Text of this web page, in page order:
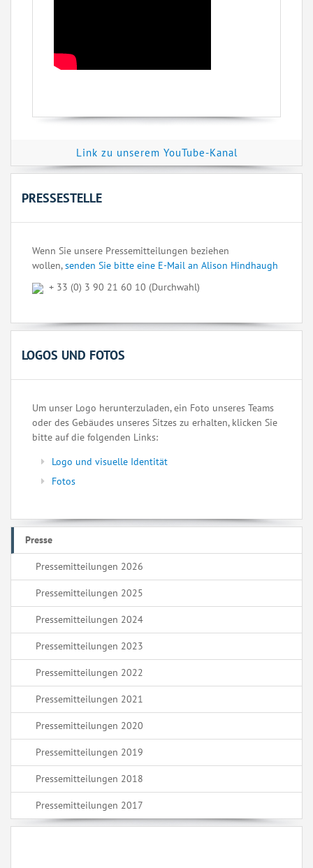
Link zu unserem YouTube-Kanal
PRESSESTELLE
Wenn Sie unsere Pressemitteilungen beziehen
wollen,senden Sie bitte eine E-Mail an Alison Hindhaugh
+ 33 (0) 3 90 21 60 10 (Durchwahl)
LOGOS UND FOTOS
Um unser Logo herunterzuladen, ein Foto unseres Teams
oder des Gebäudes unseres Sitzes zu erhalten, klicken Sie
bitte auf die folgenden Links:
Logo und visuelle Identität
Fotos
Presse
Pressemitteilungen 2026
Pressemitteilungen 2025
Pressemitteilungen 2024
Pressemitteilungen 2023
Pressemitteilungen 2022
Pressemitteilungen 2021
Pressemitteilungen 2020
Pressemitteilungen 2019
Pressemitteilungen 2018
Pressemitteilungen 2017